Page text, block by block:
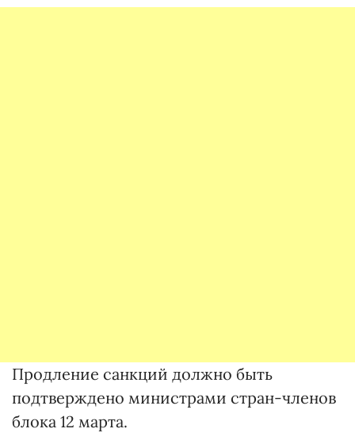
Продление санкций должно быть
подтверждено министрами стран-членов
блока 12 марта.